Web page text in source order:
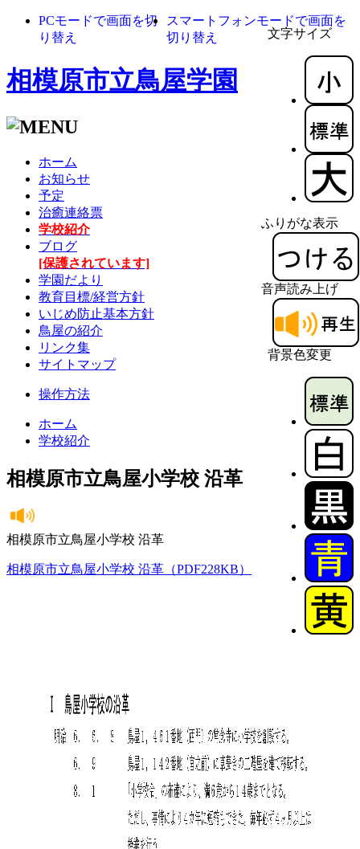
文字サイズ
ふりがな表示
音声読み上げ
背景色変更
PCモードで画面を切
り替え
スマートフォンモードで画面を
切り替え
相模原市立鳥屋学園
ホーム
お知らせ
予定
治癒連絡票
学校紹介
ブログ
[保護されています]
学園だより
教育目標/経営方針
いじめ防止基本方針
鳥屋の紹介
リンク集
サイトマップ
操作方法
ホーム
学校紹介
相模原市立鳥屋小学校 沿革
相模原市立鳥屋小学校 沿革
相模原市立鳥屋小学校 沿革（PDF228KB）